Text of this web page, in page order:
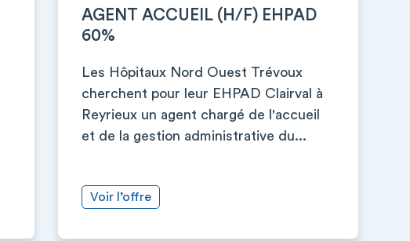
AGENT ACCUEIL (H/F) EHPAD
60%
Les Hôpitaux Nord Ouest Trévoux
cherchent pour leur EHPAD Clairval à
Reyrieux un agent chargé de l'accueil
et de la gestion administrative du...
Voir l’offre